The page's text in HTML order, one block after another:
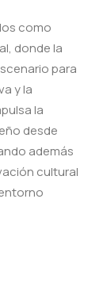
como
donde la
para
y la
la
desde
además
cultural